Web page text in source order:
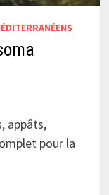
appâts,
pour la